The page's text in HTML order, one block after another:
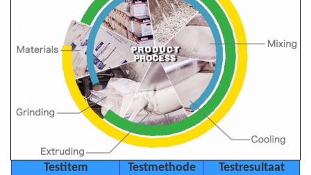
Testitem Testmethode
Testresultaat